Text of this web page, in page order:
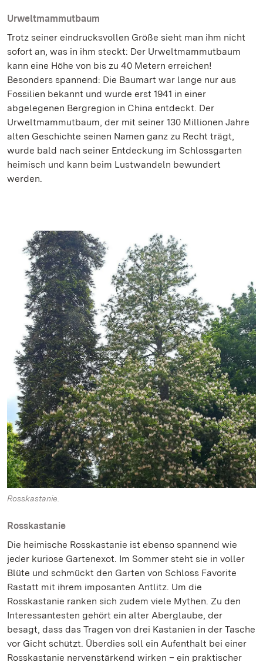
Urweltmammutbaum
Trotz seiner eindrucksvollen Größe sieht man ihm nicht
sofort an, was in ihm steckt: Der Urweltmammutbaum
kann eine Höhe von bis zu 40 Metern erreichen!
Besonders spannend: Die Baumart war lange nur aus
Fossilien bekannt und wurde erst 1941 in einer
abgelegenen Bergregion in China entdeckt. Der
Urweltmammutbaum, der mit seiner 130 Millionen Jahre
alten Geschichte seinen Namen ganz zu Recht trägt,
wurde bald nach seiner Entdeckung im Schlossgarten
heimisch und kann beim Lustwandeln bewundert
werden.
Rosskastanie.
Rosskastanie
Die heimische Rosskastanie ist ebenso spannend wie
jeder kuriose Gartenexot. Im Sommer steht sie in voller
Blüte und schmückt den Garten von Schloss Favorite
Rastatt mit ihrem imposanten Antlitz. Um die
Rosskastanie ranken sich zudem viele Mythen. Zu den
Interessantesten gehört ein alter Aberglaube, der
besagt, dass das Tragen von drei Kastanien in der Tasche
vor Gicht schützt. Überdies soll ein Aufenthalt bei einer
Rosskastanie nervenstärkend wirken – ein praktischer